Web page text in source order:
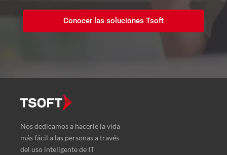
Conocer las soluciones Tsoft
Nos dedicamos a hacerle la vida
más fácil a las personas a través
del uso inteligente de IT